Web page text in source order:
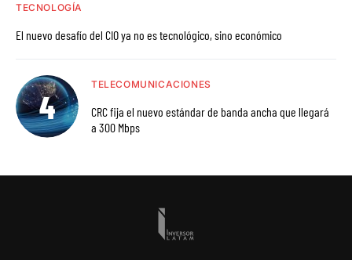
TECNOLOGÍA
El nuevo desafío del CIO ya no es tecnológico, sino económico
TELECOMUNICACIONES
CRC fija el nuevo estándar de banda ancha que llegará
a 300 Mbps